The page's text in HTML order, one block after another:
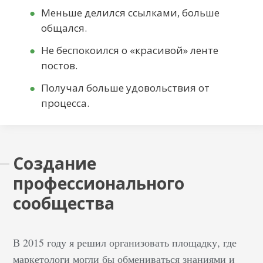
Меньше делился ссылками, больше
общался.
Не беспокоился о «красивой» ленте
постов.
Получал больше удовольствия от
процесса.
Создание
профессионального
сообщества
В 2015 году я решил организовать площадку, где
маркетологи могли бы обмениваться знаниями и